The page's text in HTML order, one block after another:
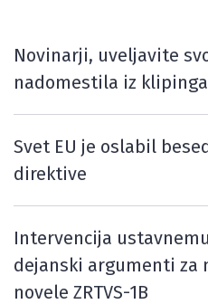
Novinarji, uveljavite
nadomestila iz
Svet EU je oslabil
direktive
Intervencija
dejanski argumenti za
novele ZRTVS-1B